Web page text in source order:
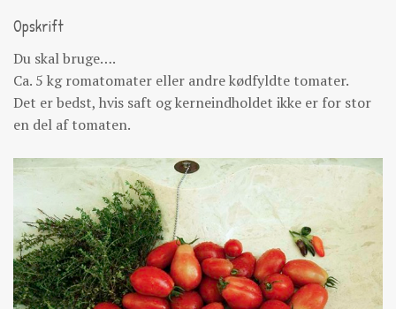
Opskrift
Du skal bruge….
Ca. 5 kg romatomater eller andre kødfyldte tomater.
Det er bedst, hvis saft og kerneindholdet ikke er for stor
en del af tomaten.